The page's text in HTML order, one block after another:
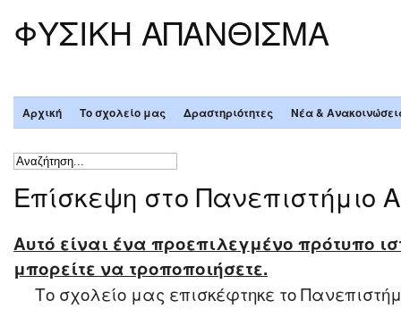
ΦΥΣΙΚΗ ΑΠΑΝΘΙΣΜΑ
Αρχική Το σχολείο μας Δραστηριότητες Νέα &
Επίσκεψη στο Πανεπιστήμιο
Αυτό είναι ένα προεπιλεγμένο πρότυπο
μπορείτε να τροποποιήσετε.
Το σχολείο μας επισκέφτηκε το